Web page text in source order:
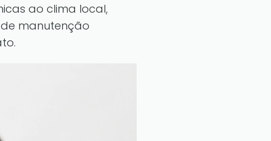
ao clima local,
manutenção